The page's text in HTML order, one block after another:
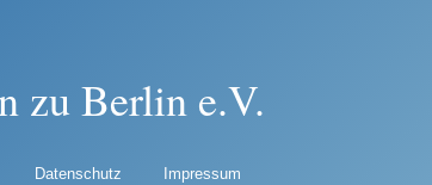
zu Berlin e.V.
Datenschutz Impressum